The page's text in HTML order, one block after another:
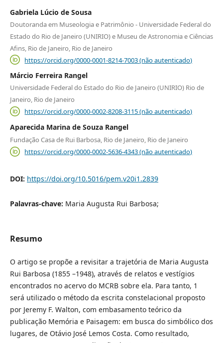
Gabriela Lúcio de Sousa
Doutoranda em Museologia e Patrimônio - Universidade Federal do
Estado do Rio de Janeiro (UNIRIO) e Museu de Astronomia e Ciências
Afins, Rio de Janeiro, Rio de Janeiro
https://orcid.org/0000-0001-8214-7003 (não autenticado)
Márcio Ferreira Rangel
Universidade Federal do Estado do Rio de Janeiro (UNIRIO) Rio de
Janeiro, Rio de Janeiro
https://orcid.org/0000-0002-8208-3115 (não autenticado)
Aparecida Marina de Souza Rangel
Fundação Casa de Rui Barbosa, Rio de Janeiro, Rio de Janeiro
https://orcid.org/0000-0002-5636-4343 (não autenticado)
DOI: https://doi.org/10.5016/pem.v20i1.2839
Palavras-chave: Maria Augusta Rui Barbosa;
Resumo
O artigo se propõe a revisitar a trajetória de Maria Augusta
Rui Barbosa (1855 –1948), através de relatos e vestígios
encontrados no acervo do MCRB sobre ela. Para tanto, 1
será utilizado o método da escrita constelacional proposto
por Jeremy F. Walton, com embasamento teórico da
publicação Memória e Paisagem: em busca do simbólico dos
lugares, de Otávio José Lemos Costa. Como resultado,